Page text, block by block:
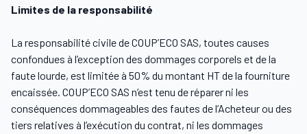
Limites de la responsabilité
La responsabilité civile de COUP’ECO SAS, toutes causes
confondues à l’exception des dommages corporels et de la
faute lourde, est limitée à 50% du montant HT de la fourniture
encaissée. COUP’ECO SAS n’est tenu de réparer ni les
conséquences dommageables des fautes de l’Acheteur ou des
tiers relatives à l’exécution du contrat, ni les dommages